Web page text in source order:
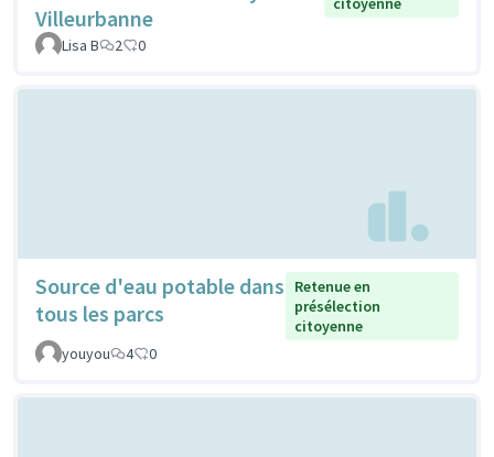
Villeurbanne
Lisa B 2 0
Source d'eau potable dans
tous les parcs
Retenue en
présélection
citoyenne
youyou
4 0